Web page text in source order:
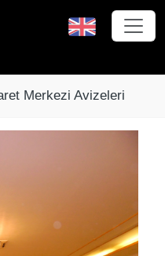
Merkezi Avizeleri